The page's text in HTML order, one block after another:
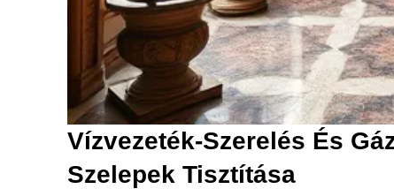
Vízvezeték-Szerelés És
Szelepek Tisztítása